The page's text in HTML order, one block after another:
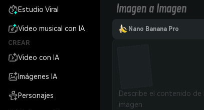
Estudio Viral
Video musical con IA
CREAR
Video con IA
Imágenes IA
Personajes
Imagen a Imagen
Nano Banana Pro